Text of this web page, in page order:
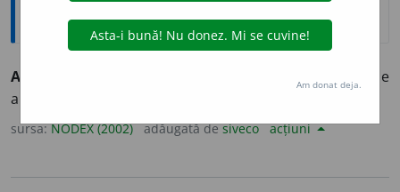
Explicative DEX
A SE AMUZ
A fi cuprins de
amuzament; a se înveseli; a se distra. /<fr.
sursa:NODEX (2002) adăugată desiveco acțiuni
Am donat deja.